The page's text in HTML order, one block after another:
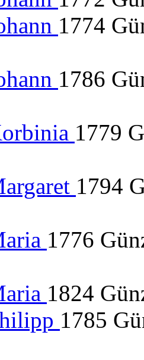
1774
1786
1779
1794
1776
1824
1785